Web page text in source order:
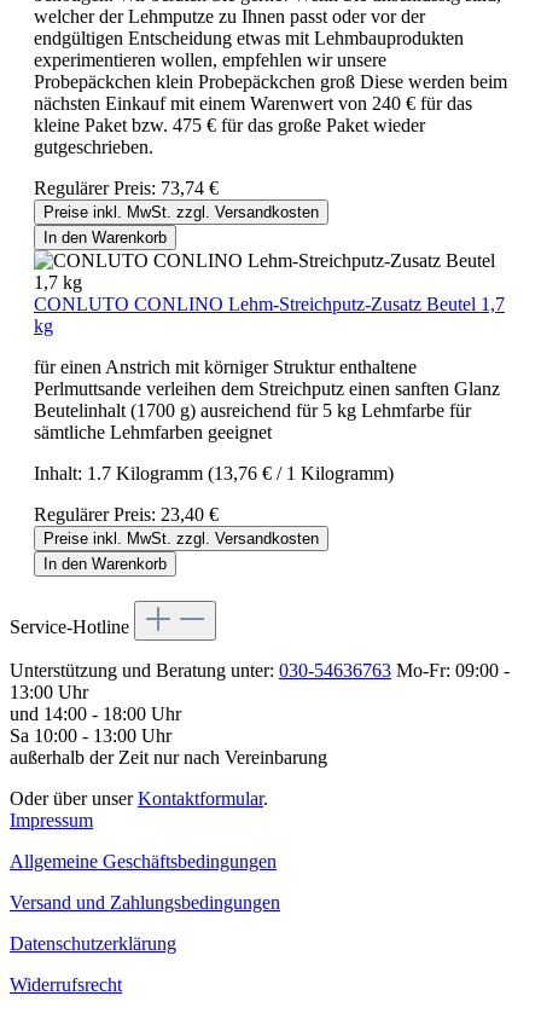
welcher der Lehmputze zu Ihnen passt oder vor der
endgültigen Entscheidung etwas mit Lehmbauprodukten
experimentieren wollen, empfehlen wir unsere
Probepäckchen klein Probepäckchen groß Diese werden beim
nächsten Einkauf mit einem Warenwert von 240 € für das
kleine Paket bzw. 475 € für das große Paket wieder
gutgeschrieben.
Regulärer Preis: 73,74 €
Preise inkl. MwSt. zzgl. Versandkosten
In den Warenkorb
CONLUTO CONLINO Lehm-Streichputz-Zusatz Beutel 1,7
kg
für einen Anstrich mit körniger Struktur enthaltene
Perlmuttsande verleihen dem Streichputz einen sanften Glanz
Beutelinhalt (1700 g) ausreichend für 5 kg Lehmfarbe für
sämtliche Lehmfarben geeignet
Inhalt: 1.7 Kilogramm (13,76 € / 1 Kilogramm)
Regulärer Preis: 23,40 €
Preise inkl. MwSt. zzgl. Versandkosten
In den Warenkorb
Service-Hotline
Unterstützung und Beratung unter: 030-54636763 Mo-Fr: 09:00 -
13:00 Uhr
und 14:00 - 18:00 Uhr
Sa 10:00 - 13:00 Uhr
außerhalb der Zeit nur nach Vereinbarung
Oder über unserKontaktformular.
Impressum
Allgemeine Geschäftsbedingungen
Versand und Zahlungsbedingungen
Datenschutzerklärung
Widerrufsrecht